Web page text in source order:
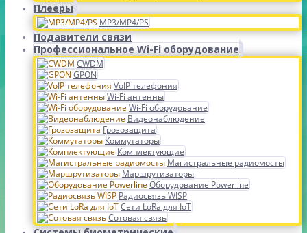
Плееры
MP3/MP4/PS
Подавители связи
Профессиональное Wi-Fi оборудование
CWDM
GPON
VoIP телефония
Wi-Fi антенны
Wi-Fi оборудование
Видеонаблюдение
Грозозащита
Коммутаторы
Комплектующие
Магистральные радиомосты
Маршрутизаторы
Оборудование Powerline
Радиосвязь WISP
Сети LoRa для IoT
Сотовая связь